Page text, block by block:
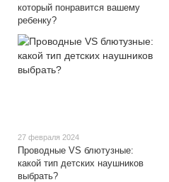
который понравится вашему
ребенку?
27 февраля 2024
Проводные VS блютузные:
какой тип детских наушников
выбрать?